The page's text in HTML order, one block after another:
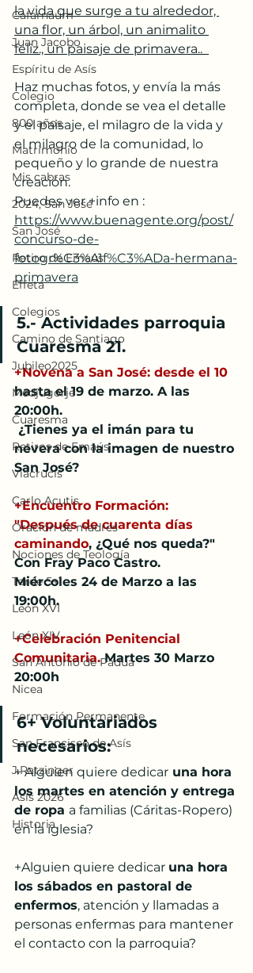
Cafarnaúm
Juan Jacobo
Espíritu de Asís
Colegio
800 años
Matrimonio
Mis cabras
2024, San José
San José
Retiro de Emaús
Effetá
Colegios
Camino de Santiago
Jubileo2025
Medjugorje
Cuaresma
Retiros de Emaús
Viacrucis
Carlo Acutis
Oración de madres
Nociones de Teología
Tarde 5+1
León XVI
León XIV
San Antonio de Padua
Nicea
Formación Permanente
San Francisco de Asís
J.Ratzinger
Asís 2026
Historia
la vida que surge a tu alrededor,
una flor, un árbol, un animalito
feliz., un paisaje de primavera..
Haz muchas fotos, y envía la más
completa, donde se vea el detalle
y el paisaje, el milagro de la vida y
el milagro de la comunidad, lo
pequeño y lo grande de nuestra
creación.
Puedes ver +info en :
https://www.buenagente.org/post/
concurso-de-
fotogr%C3%A1f%C3%ADa-hermana-
primavera
5.- Actividades parroquia
Cuaresma 21.
+Novena a San José: desde el 10
hasta el 19 de marzo. A las
20:00h.
nevera con la imagen de nuestro
San José?
+Encuentro Formación:
"Después de cuarenta días
caminando, ¿Qué nos queda?"
Con Fray Paco Castro.
Miércoles 24 de Marzo a las
19:00h.
+Celebración Penitencial
Comunitaria. Martes 30 Marzo
20:00h
6+ Voluntariados
necesarios:
+ Alguien quiere dedicar una hora
los martes en atención y entrega
de ropa a familias (Cáritas-Ropero)
en la iglesia?
+Alguien quiere dedicar una hora
los sábados en pastoral de
enfermos, atención y llamadas a
personas enfermas para mantener
el contacto con la parroquia?